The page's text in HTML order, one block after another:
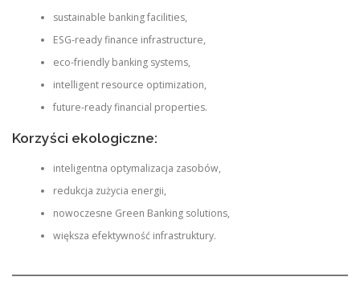
sustainable banking facilities,
ESG-ready finance infrastructure,
eco-friendly banking systems,
intelligent resource optimization,
future-ready financial properties.
Korzyści ekologiczne:
inteligentna optymalizacja zasobów,
redukcja zużycia energii,
nowoczesne Green Banking solutions,
większa efektywność infrastruktury.